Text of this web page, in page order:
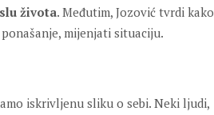
života. Međutim, Jozović tvrdi kako
mijenjati situaciju.
iskrivljenu sliku o sebi. Neki ljudi,